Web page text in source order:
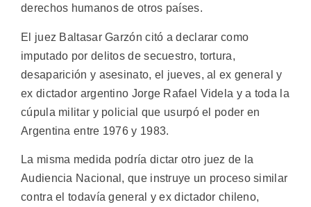
derechos humanos de otros países.
El juez Baltasar Garzón citó a declarar como
imputado por delitos de secuestro, tortura,
desaparición y asesinato, el jueves, al ex general y
ex dictador argentino Jorge Rafael Videla y a toda la
cúpula militar y policial que usurpó el poder en
Argentina entre 1976 y 1983.
La misma medida podría dictar otro juez de la
Audiencia Nacional, que instruye un proceso similar
contra el todavía general y ex dictador chileno,